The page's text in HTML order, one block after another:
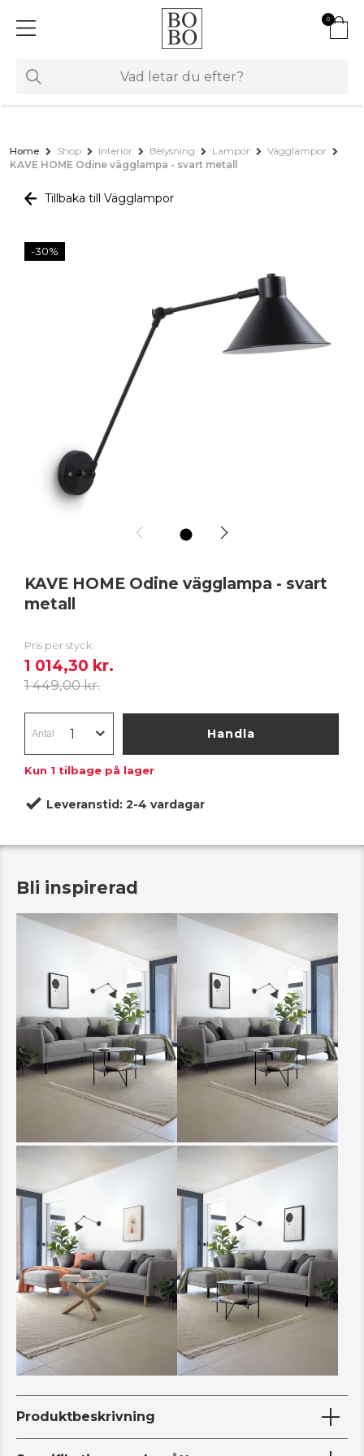
0
Home Shop Interiör Belysning Lampor
Vägglampor
KAVE HOME Odine vägglampa - svart metall
Tillbaka till Vägglampor
-30%
KAVE HOME Odine vägglampa - svart
metall
Pris per styck
1 014,30 kr.
1 449,00 kr.
Handla
Kun 1 tilbage på lager
Leveranstid: 2-4 vardagar
Bli inspirerad
Produktbeskrivning